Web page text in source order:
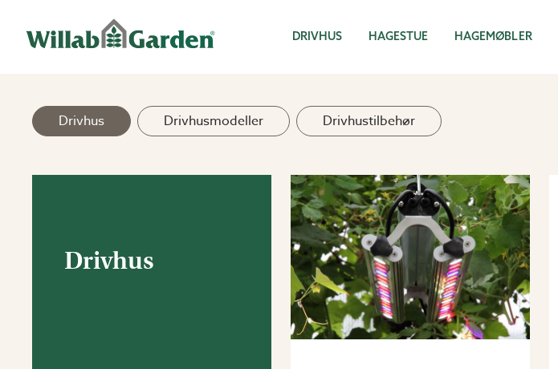
DRIVHUS HAGESTUE HAGEMØBLER
Drivhus Drivhusmodeller Drivhustilbehør
Drivhus